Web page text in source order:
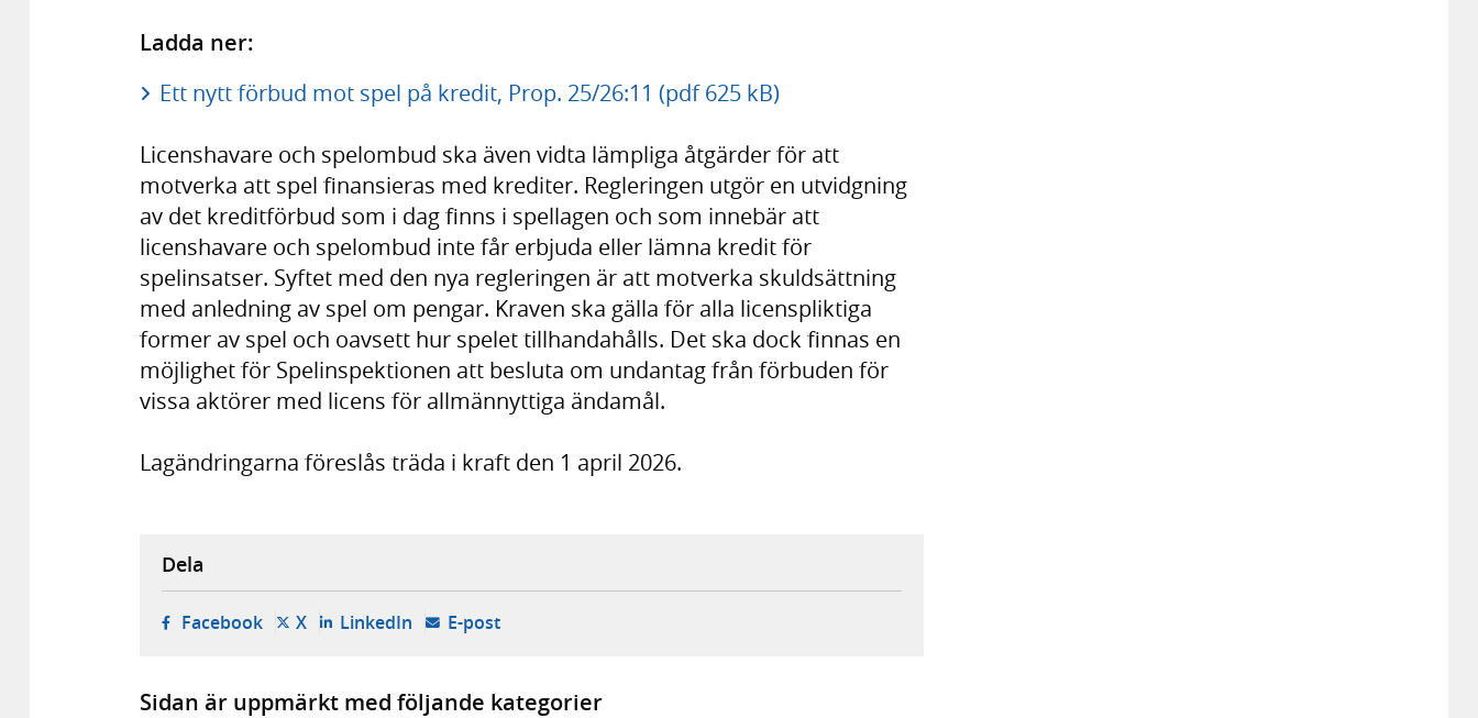
Ladda ner:
Ett nytt förbud mot spel på kredit, Prop. 25/26:11 (pdf 625 kB)
Licenshavare och spelombud ska även vidta lämpliga åtgärder för att
motverka att spel finansieras med krediter. Regleringen utgör en utvidgning
av det kreditförbud som i dag finns i spellagen och som innebär att
licenshavare och spelombud inte får erbjuda eller lämna kredit för
spelinsatser. Syftet med den nya regleringen är att motverka skuldsättning
med anledning av spel om pengar. Kraven ska gälla för alla licenspliktiga
former av spel och oavsett hur spelet tillhandahålls. Det ska dock finnas en
möjlighet för Spelinspektionen att besluta om undantag från förbuden för
vissa aktörer med licens för allmännyttiga ändamål.
Lagändringarna föreslås träda i kraft den 1 april 2026.
Dela
Facebook- öppnas i ny flik, extern webbplats,
X- öppnas i ny flik, extern webbplats,
LinkedIn- öppnas i ny flik, extern webbplats,
E-post- öppnar din e-postklient,
Sidan är uppmärkt med följande kategorier